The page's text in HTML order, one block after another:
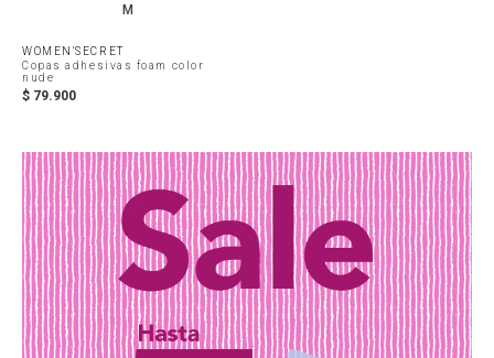
M
WOMEN'SECRET
Copas adhesivas foam color
nude
$ 79.900